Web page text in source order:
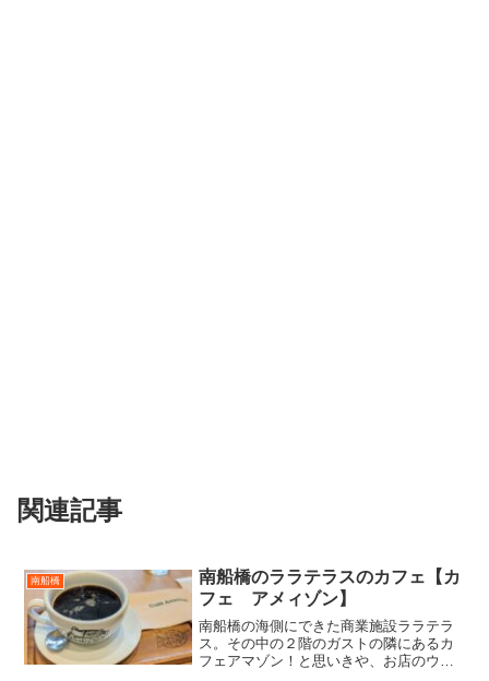
関連記事
南船橋
南船橋のララテラスのカフェ【カ
フェ アメィゾン】
南船橋の海側にできた商業施設ララテラ
ス。その中の２階のガストの隣にあるカ
フェアマゾン！と思いきや、お店のウェ